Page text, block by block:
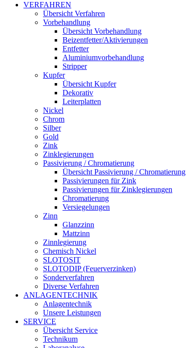
VERFAHREN
Übersicht Verfahren
Vorbehandlung
Übersicht Vorbehandlung
Beizentfetter/Aktivierungen
Entfetter
Aluminiumvorbehandlung
Stripper
Kupfer
Übersicht Kupfer
Dekorativ
Leiterplatten
Nickel
Chrom
Silber
Gold
Zink
Zinklegierungen
Passivierung / Chromatierung
Übersicht Passivierung / Chromatierung
Passivierungen für Zink
Passivierungen für Zinklegierungen
Chromatierung
Versiegelungen
Zinn
Glanzzinn
Mattzinn
Zinnlegierung
Chemisch Nickel
SLOTOSIT
SLOTODIP (Feuerverzinken)
Sonderverfahren
Diverse Verfahren
ANLAGENTECHNIK
Anlagentechnik
Unsere Leistungen
SERVICE
Übersicht Service
Technikum